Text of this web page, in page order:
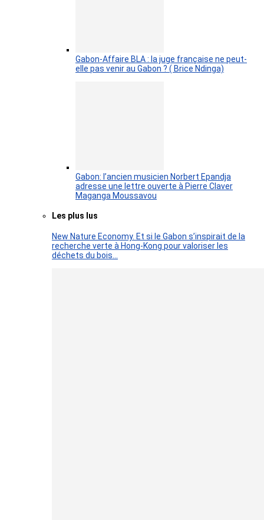
Gabon-Affaire BLA : la juge française ne peut-
elle pas venir au Gabon ? ( Brice Ndinga)
Gabon: l’ancien musicien Norbert Epandja
adresse une lettre ouverte à Pierre Claver
Maganga Moussavou
Les plus lus
New Nature Economy. Et si le Gabon s’inspirait de la
recherche verte à Hong-Kong pour valoriser les
déchets du bois…